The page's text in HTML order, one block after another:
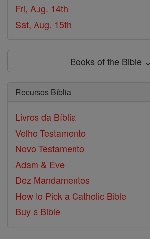
Fri, Aug. 14th
Sat, Aug. 15th
Books of the Bible ⌄
Recursos Bíblia
Livros da Bíblia
Velho Testamento
Novo Testamento
Adam & Eve
Dez Mandamentos
How to Pick a Catholic Bible
Buy a Bible